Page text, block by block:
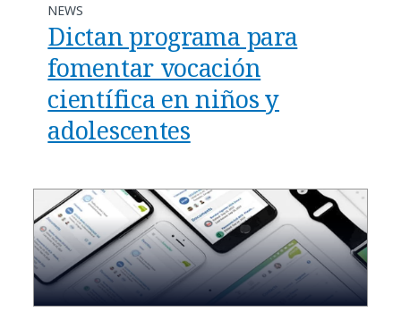
NEWS
Dictan programa para
fomentar vocación
científica en niños y
adolescentes